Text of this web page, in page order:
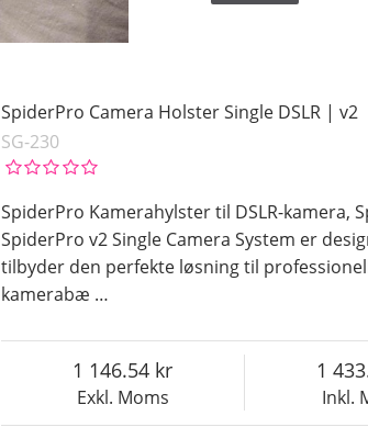
SpiderPro Camera Holster Single DSLR | v2
SG-230
SpiderPro Kamerahylster til DSLR-kamera,
SpiderPro v2 Single Camera System er
tilbyder den perfekte løsning til
kamerabæ …
Exkl. Moms
1 146.54
Inkl.
1